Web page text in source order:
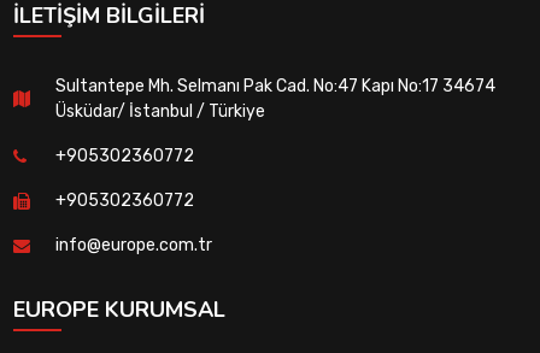
İLETIŞIM BILGILERI
Sultantepe Mh. Selmanı Pak Cad. No:47 Kapı No:17 34674
Üsküdar/ İstanbul / Türkiye
+905302360772
+905302360772
info@europe.com.tr
EUROPE KURUMSAL